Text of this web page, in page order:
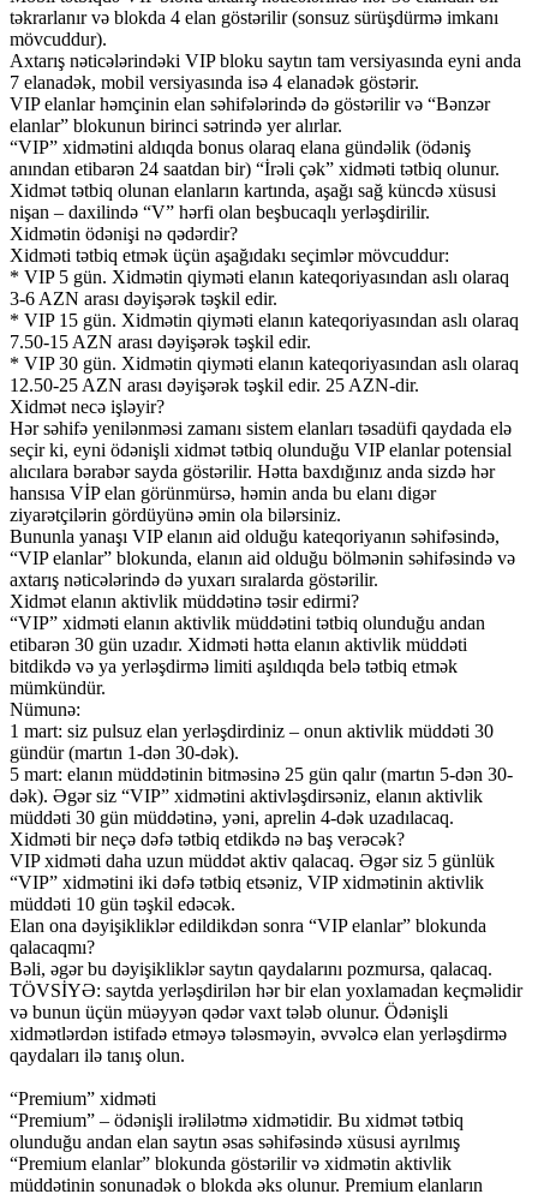
təkrarlanır və blokda 4 elan göstərilir (sonsuz sürüşdürmə imkanı
mövcuddur).
Axtarış nəticələrindəki VIP bloku saytın tam versiyasında eyni anda
7 elanadək, mobil versiyasında isə 4 elanadək göstərir.
VIP elanlar həmçinin elan səhifələrində də göstərilir və “Bənzər
elanlar” blokunun birinci sətrində yer alırlar.
“VIP” xidmətini aldıqda bonus olaraq elana gündəlik (ödəniş
anından etibarən 24 saatdan bir) “İrəli çək” xidməti tətbiq olunur.
Xidmət tətbiq olunan elanların kartında, aşağı sağ küncdə xüsusi
nişan – daxilində “V” hərfi olan beşbucaqlı yerləşdirilir.
Xidmətin ödənişi nə qədərdir?
Xidməti tətbiq etmək üçün aşağıdakı seçimlər mövcuddur:
* VIP 5 gün. Xidmətin qiyməti elanın kateqoriyasından aslı olaraq
3-6 AZN arası dəyişərək təşkil edir.
* VIP 15 gün. Xidmətin qiyməti elanın kateqoriyasından aslı olaraq
7.50-15 AZN arası dəyişərək təşkil edir.
* VIP 30 gün. Xidmətin qiyməti elanın kateqoriyasından aslı olaraq
12.50-25 AZN arası dəyişərək təşkil edir. 25 AZN-dir.
Xidmət necə işləyir?
Hər səhifə yenilənməsi zamanı sistem elanları təsadüfi qaydada elə
seçir ki, eyni ödənişli xidmət tətbiq olunduğu VIP elanlar potensial
alıcılara bərabər sayda göstərilir. Hətta baxdığınız anda sizdə hər
hansısa VİP elan görünmürsə, həmin anda bu elanı digər
ziyarətçilərin gördüyünə əmin ola bilərsiniz.
Bununla yanaşı VIP elanın aid olduğu kateqoriyanın səhifəsində,
“VIP elanlar” blokunda, elanın aid olduğu bölmənin səhifəsində və
axtarış nəticələrində də yuxarı sıralarda göstərilir.
Xidmət elanın aktivlik müddətinə təsir edirmi?
“VIP” xidməti elanın aktivlik müddətini tətbiq olunduğu andan
etibarən 30 gün uzadır. Xidməti hətta elanın aktivlik müddəti
bitdikdə və ya yerləşdirmə limiti aşıldıqda belə tətbiq etmək
mümkündür.
Nümunə:
1 mart: siz pulsuz elan yerləşdirdiniz – onun aktivlik müddəti 30
gündür (martın 1-dən 30-dək).
5 mart: elanın müddətinin bitməsinə 25 gün qalır (martın 5-dən 30-
dək). Əgər siz “VIP” xidmətini aktivləşdirsəniz, elanın aktivlik
müddəti 30 gün müddətinə, yəni, aprelin 4-dək uzadılacaq.
Xidməti bir neçə dəfə tətbiq etdikdə nə baş verəcək?
VIP xidməti daha uzun müddət aktiv qalacaq. Əgər siz 5 günlük
“VIP” xidmətini iki dəfə tətbiq etsəniz, VIP xidmətinin aktivlik
müddəti 10 gün təşkil edəcək.
Elan ona dəyişikliklər edildikdən sonra “VIP elanlar” blokunda
qalacaqmı?
Bəli, əgər bu dəyişikliklər saytın qaydalarını pozmursa, qalacaq.
TÖVSİYƏ: saytda yerləşdirilən hər bir elan yoxlamadan keçməlidir
və bunun üçün müəyyən qədər vaxt tələb olunur. Ödənişli
xidmətlərdən istifadə etməyə tələsməyin, əvvəlcə elan yerləşdirmə
qaydaları ilə tanış olun.
“Premium” xidməti
“Premium” – ödənişli irəlilətmə xidmətidir. Bu xidmət tətbiq
olunduğu andan elan saytın əsas səhifəsində xüsusi ayrılmış
“Premium elanlar” blokunda göstərilir və xidmətin aktivlik
müddətinin sonunadək o blokda əks olunur. Premium elanların